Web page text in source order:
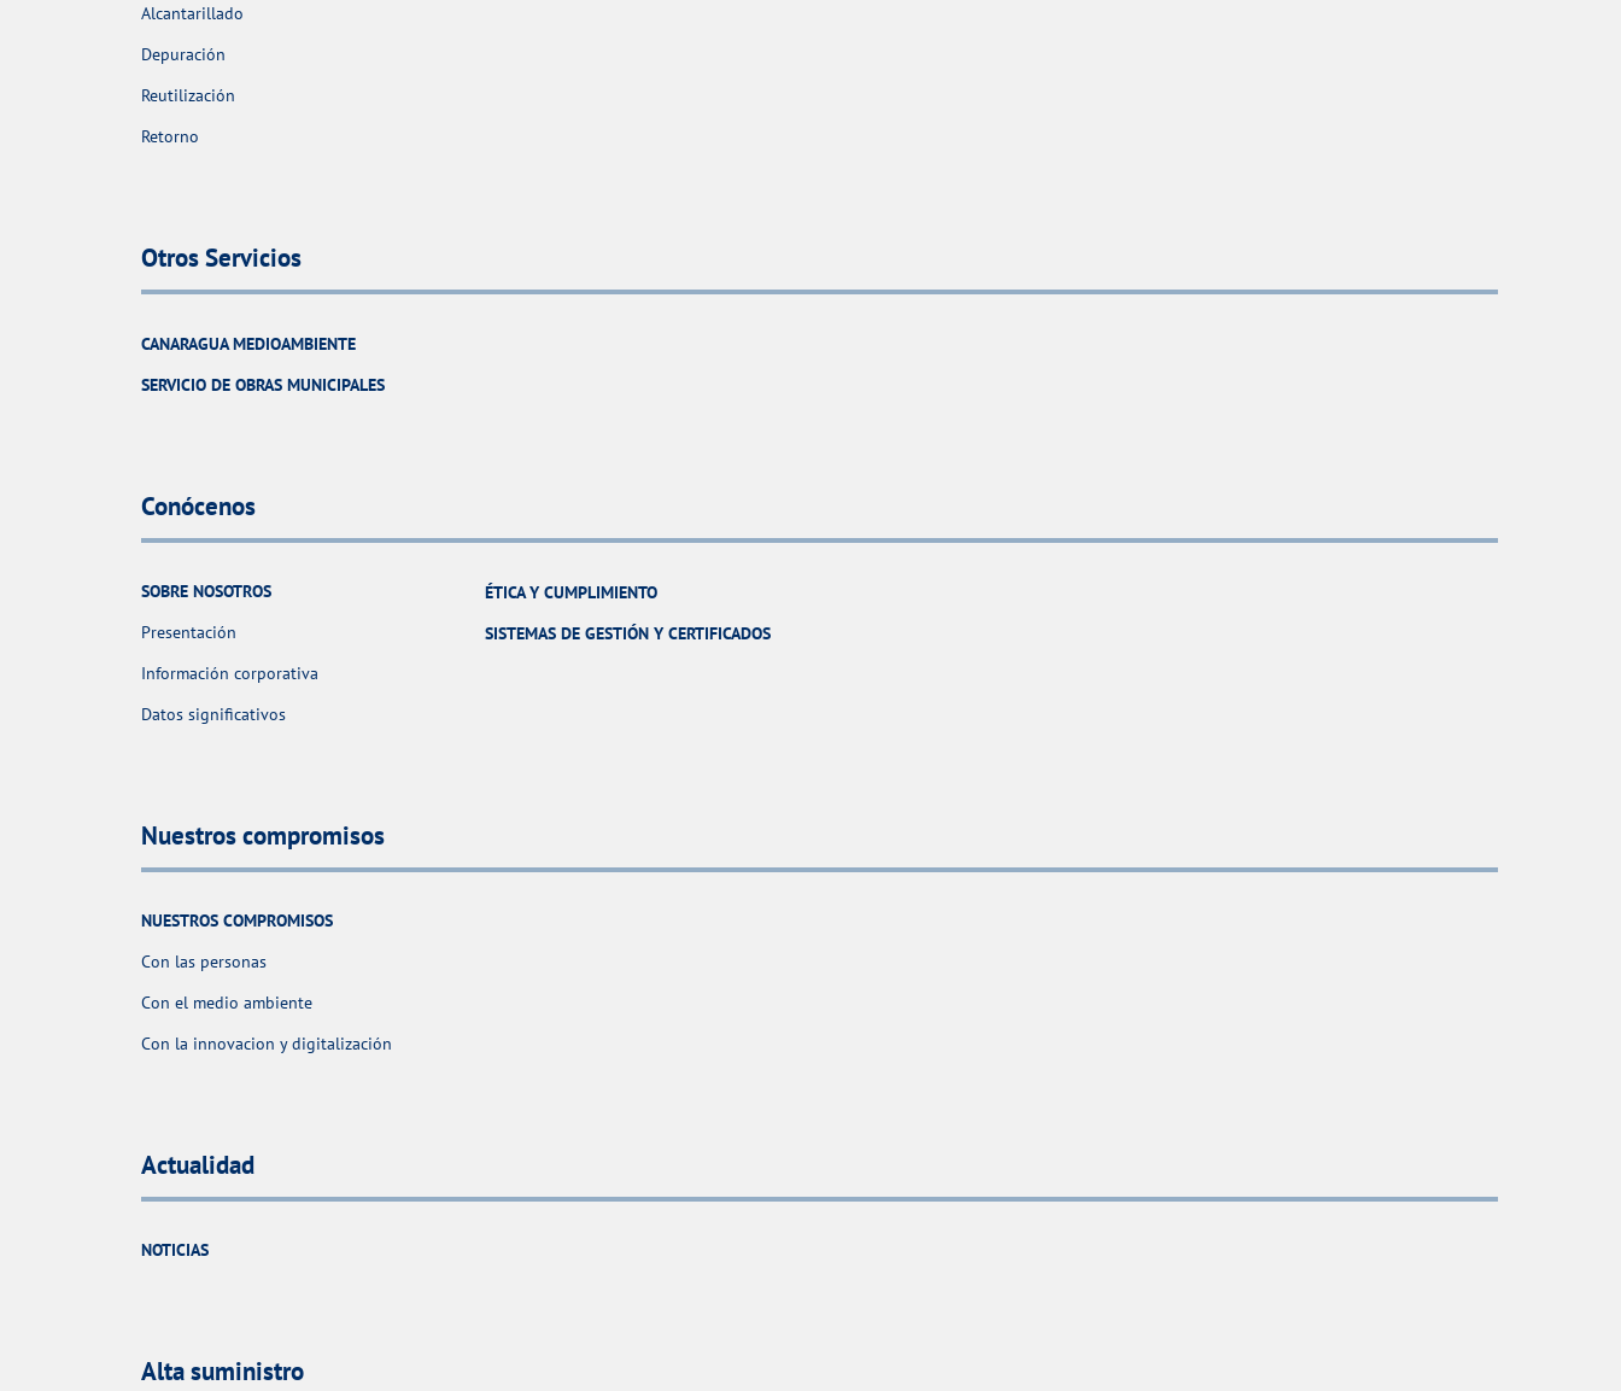
Alcantarillado
Depuración
Reutilización
Retorno
Otros Servicios
CANARAGUA MEDIOAMBIENTE
SERVICIO DE OBRAS MUNICIPALES
Conócenos
SOBRE NOSOTROS
Presentación
Información corporativa
Datos significativos
ÉTICA Y CUMPLIMIENTO
SISTEMAS DE GESTIÓN Y CERTIFICADOS
Nuestros compromisos
NUESTROS COMPROMISOS
Con las personas
Con el medio ambiente
Con la innovacion y digitalización
Actualidad
NOTICIAS
Alta suministro